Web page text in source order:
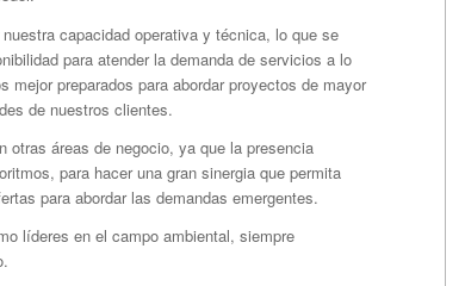
capacidad operativa y técnica, lo que se
para atender la demanda de servicios a lo
preparados para abordar proyectos de mayor
de nuestros clientes.
otras áreas de negocio, ya que la presencia
para hacer una gran sinergia que permita
para abordar las demandas emergentes.
líderes en el campo ambiental, siempre